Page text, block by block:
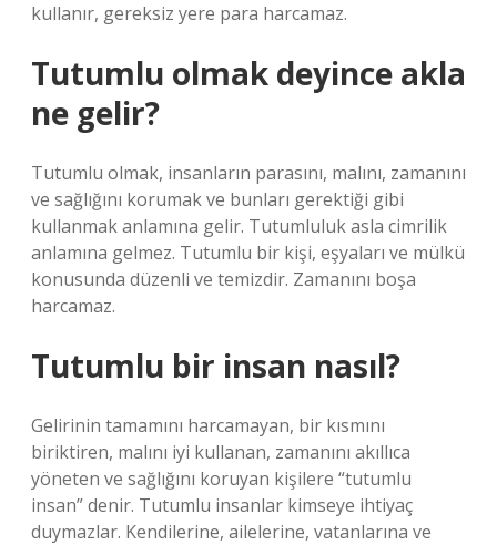
kullanır, gereksiz yere para harcamaz.
Tutumlu olmak deyince akla
ne gelir?
Tutumlu olmak, insanların parasını, malını, zamanını
ve sağlığını korumak ve bunları gerektiği gibi
kullanmak anlamına gelir. Tutumluluk asla cimrilik
anlamına gelmez. Tutumlu bir kişi, eşyaları ve mülkü
konusunda düzenli ve temizdir. Zamanını boşa
harcamaz.
Tutumlu bir insan nasıl?
Gelirinin tamamını harcamayan, bir kısmını
biriktiren, malını iyi kullanan, zamanını akıllıca
yöneten ve sağlığını koruyan kişilere “tutumlu
insan” denir. Tutumlu insanlar kimseye ihtiyaç
duymazlar. Kendilerine, ailelerine, vatanlarına ve